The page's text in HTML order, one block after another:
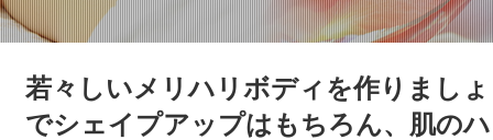
体験レッス
若々しいメリハリボディを作りまし
でシェイプアップはもちろん、肌の